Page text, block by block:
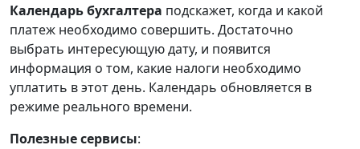
Календарьбухгалтера подскажет, когда и какой
платеж необходимо совершить. Достаточно
выбрать интересующую дату, и появится
информация о том, какие налоги необходимо
уплатить в этот день. Календарь обновляется в
режиме реального времени.
Полезные сервисы: